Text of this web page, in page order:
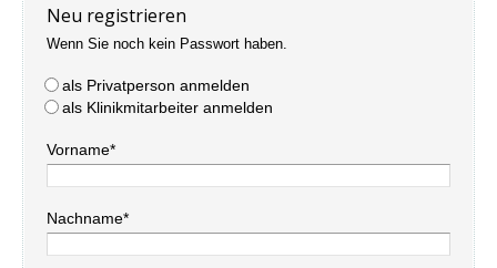
Neu registrieren
Wenn Sie noch kein Passwort haben.
als Privatperson anmelden
als Klinikmitarbeiter anmelden
Vorname*
Nachname*